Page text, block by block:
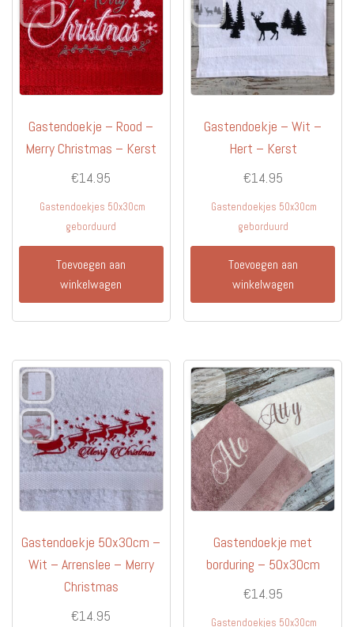
Gastendoekje – Rood –
Merry Christmas – Kerst
€14.95
Gastendoekjes 50x30cm
geborduurd
Toevoegen aan
winkelwagen
Gastendoekje – Wit –
Hert – Kerst
€14.95
Gastendoekjes 50x30cm
geborduurd
Toevoegen aan
winkelwagen
Gastendoekje 50x30cm –
Wit – Arrenslee – Merry
Christmas
€14.95
Gastendoekje met
borduring – 50x30cm
€14.95
Gastendoekjes 50x30cm